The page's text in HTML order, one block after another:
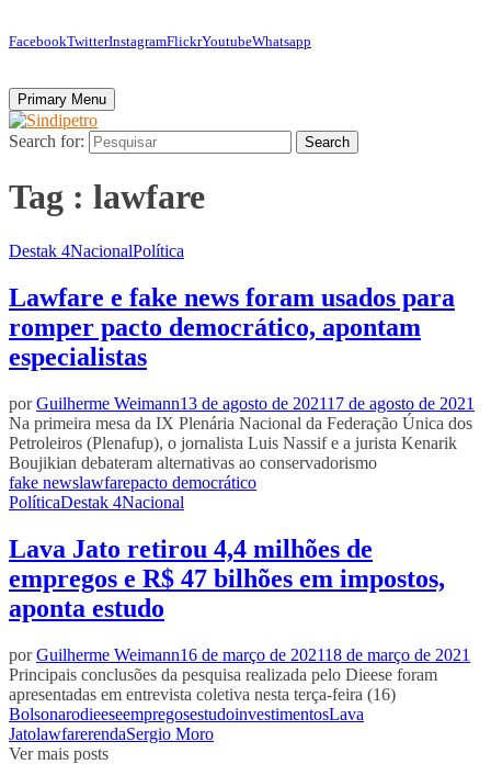
FacebookTwitterInstagramFlickrYoutubeWhatsapp
Primary Menu
Search for: Search
Tag : lawfare
Destak 4NacionalPolítica
Lawfare e fake news foram usados para
romper pacto democrático, apontam
especialistas
porGuilherme Weimann13 de agosto de 202117 de agosto de 2021
Na primeira mesa da IX Plenária Nacional da Federação Única dos
Petroleiros (Plenafup), o jornalista Luis Nassif e a jurista Kenarik
Boujikian debateram alternativas ao conservadorismo
fake newslawfarepacto democrático
PolíticaDestak 4Nacional
Lava Jato retirou 4,4 milhões de
empregos e R$ 47 bilhões em impostos,
aponta estudo
porGuilherme Weimann16 de março de 202118 de março de 2021
Principais conclusões da pesquisa realizada pelo Dieese foram
apresentadas em entrevista coletiva nesta terça-feira (16)
BolsonarodieeseempregosestudoinvestimentosLava
JatolawfarerendaSergio Moro
Ver mais posts